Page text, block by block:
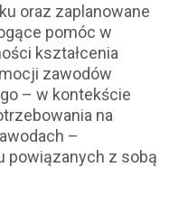
oraz zaplanowane
pomóc w
kształcenia
zawodów
– w kontekście
na
–
powiązanych z sobą